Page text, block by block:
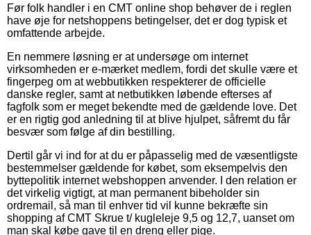
Før folk handler i en CMT online shop behøver de i reglen
have øje for netshoppens betingelser, det er dog typisk et
omfattende arbejde.
En nemmere løsning er at undersøge om internet
virksomheden er e-mærket medlem, fordi det skulle være et
fingerpeg om at webbutikken respekterer de officielle
danske regler, samt at netbutikken løbende efterses af
fagfolk som er meget bekendte med de gældende love. Det
er en rigtig god anledning til at blive hjulpet, såfremt du får
besvær som følge af din bestilling.
Dertil går vi ind for at du er påpasselig med de væsentligste
bestemmelser gældende for købet, som eksempelvis den
byttepolitik internet webshoppen anvender. I den relation er
det virkelig vigtigt, at man permanent bibeholder sin
ordremail, så man til enhver tid vil kunne bekræfte sin
shopping af CMT Skrue t/ kugleleje 9,5 og 12,7, uanset om
man skal købe gave til en dreng eller pige.